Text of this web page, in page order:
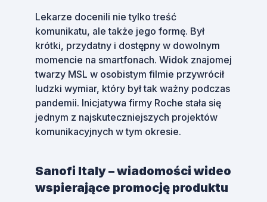
Lekarze docenili nie tylko treść
komunikatu, ale także jego formę. Był
krótki, przydatny i dostępny w dowolnym
momencie na smartfonach. Widok znajomej
twarzy MSL w osobistym filmie przywrócił
ludzki wymiar, który był tak ważny podczas
pandemii. Inicjatywa firmy Roche stała się
jednym z najskuteczniejszych projektów
komunikacyjnych w tym okresie.
Sanofi Italy – wiadomości wideo
wspierające promocję produktu